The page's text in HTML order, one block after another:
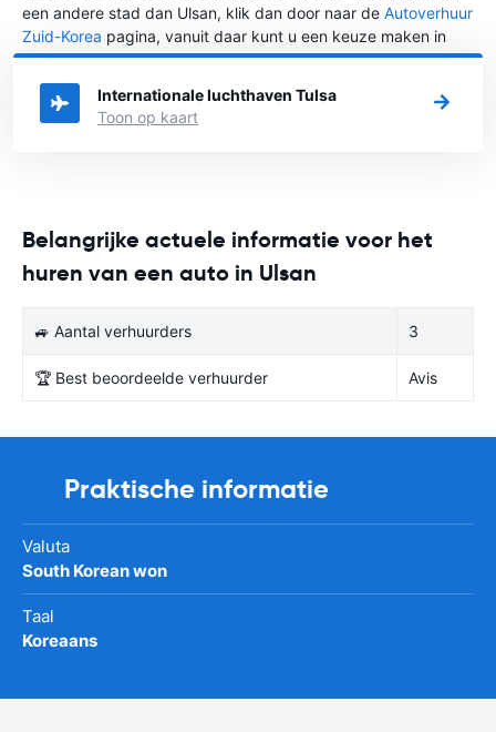
een andere stad dan Ulsan, klik dan door naar de Autoverhuur
Zuid-Korea pagina, vanuit daar kunt u een keuze maken in
welke stad in Zuid-Korea u een auto huren wilt.
Internationale luchthaven Tulsa
Toon op kaart
Belangrijke actuele informatie voor het
huren van een auto in Ulsan
🚙 Aantal verhuurders 3
🏆 Best beoordeelde verhuurder Avis
Praktische informatie
Valuta
South Korean won
Taal
Koreaans